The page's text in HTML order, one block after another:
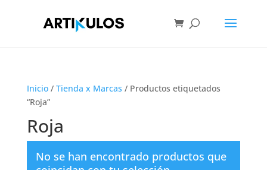
Inicio/ Tienda x Marcas / Productos etiquetados
“Roja”
Roja
No se han encontrado productos que